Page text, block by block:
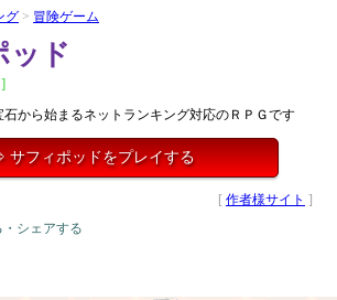
グ > 冒険ゲーム
ッド
から始まるネットランキング対応のＲＰＧです
サフィポッドをプレイする
[ 作者様サイト ]
シェアする